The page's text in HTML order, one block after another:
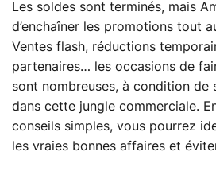
Les soldes sont terminés, mais
d’enchaîner les promotions tout
Ventes flash, réductions
partenaires… les occasions de
sont nombreuses, à condition de
dans cette jungle commerciale.
conseils simples, vous pourrez
les vraies bonnes affaires et